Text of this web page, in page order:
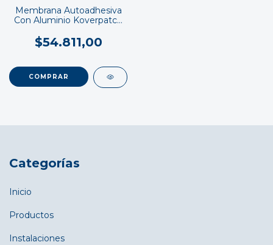
Membrana Autoadhesiva
Con Aluminio Koverpatch
$54.811,00
COMPRAR
Categorías
Inicio
Productos
Instalaciones